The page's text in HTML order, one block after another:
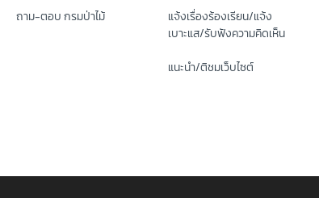
ถาม-ตอบ กรมป่าไม้
แจ้งเรื่องร้องเรียน/แจ้ง
เบาะแส/รับฟังความคิดเห็น
แนะนำ/ติชมเว็บไซต์